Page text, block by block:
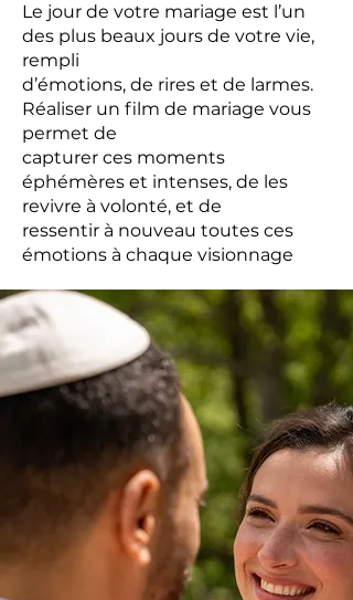
Le jour de votre mariage est l’un
des plus beaux jours de votre vie,
rempli
d’émotions, de rires et de larmes.
Réaliser un film de mariage vous
permet de
capturer ces moments
éphémères et intenses, de les
revivre à volonté, et de
ressentir à nouveau toutes ces
émotions à chaque visionnage